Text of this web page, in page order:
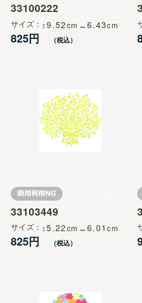
33100222
サイズ 9.52 6.43
825円
33103449
サイズ 5.22 6.01
825円